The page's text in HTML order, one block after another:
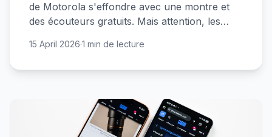
de Motorola s'effondre avec une montre et
des écouteurs gratuits. Mais attention, les
15 April 2026·1 min de lecture